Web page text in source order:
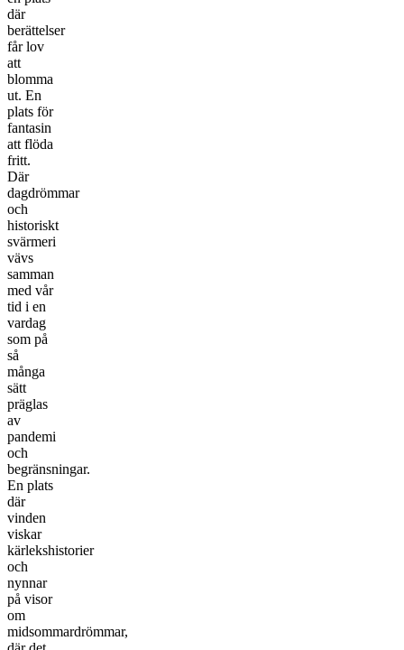
där
berättelser
får lov
att
blomma
ut. En
plats för
fantasin
att flöda
fritt.
Där
dagdrömmar
och
historiskt
svärmeri
vävs
samman
med vår
tid i en
vardag
som på
så
många
sätt
präglas
av
pandemi
och
begränsningar.
En plats
där
vinden
viskar
kärlekshistorier
och
nynnar
på visor
om
midsommardrömmar,